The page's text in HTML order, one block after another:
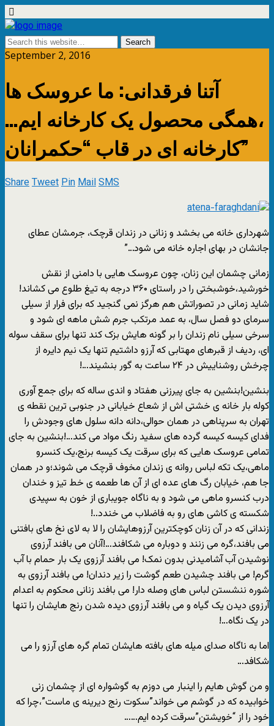
September 2, 2016
آتنا فرقدانی: ما عروسک ها
،همگی محصول یک کارخانه ایم…
کارخانه ای در قاب “حکمرانان”
ShareTweetPinMailSMS
شهرداری خانه می بخشد و زنانی در زندان قرچک، جرمشان عطای
جانشان در بهای اجاره خانه می شود…”
زمانی چشمان این زنان، چون عروسک هایی با دامنی از نقش
خورشید،خوشبختی را در راستای ۳۶۰ درجه به تیغ طلوع می کشاند!
شاید زمانی در تصوراتش هم هرگز نمی گنجید که برای فرار از سیلی
سرمای دو فصل سال، به عمد مرتکب جرم شش ماهه ای شود و
سرخی سیلی نام زندان را بر گونه هایش بزک کند تنها برای سقف سوله
ای، ردیف از قبرهای مهتابی که آرزو داشتیم تنها یک نیم دایره از
چرخش روشناییش در ۲۴ ساعت به گور بنشیند…!
بنشین!بنشین به جای پیرزنی هفتاد و اندی ساله که برای جمع آوری
کوله بار خانه ی خشتی اش از شعاع خیابانی در جنوبی ترین نقطه ی
تهران به سرپناهی در همان حوالی،دانه دانه سلول های وجودش را
فدای کیسه کیسه گرده های سفید رنگ مواد می کند…!بنشین به جای
تمامی عروسک هایی که برای سرقت یک کیسه برنج،یک کنسرو
ماهی،یک تکه لباس روانه ی زندان مخوف قرچک می شوند؛و در همان
جا هم، خیابان رگ های عده ای از آن ها طعمه ی خط تیز و خندان
درب کنسرو ماهی می شود و به ناگاه جویباری از خون به سپیدی
شکسته ی کاشی های رو به فاضلاب می خندد..!
زندانی که در آن زنان کوچکترین آرزوهایشان را لا به لای نخ های بافتنی
می بافند،گره می زنند و دوباره می شکافند…!آنان می بافند آرزوی
نوشیدن آب آشامیدنی بدون نمک! می بافند آرزوی یک بار حمام با آب
گرم! می بافند چشیدن طعم گوشت را زیر دندان! می بافند آرزوی به
شوره ننشستن لباس های وصله دار! می بافند زنانی محکوم به اعدام
آرزوی دیدن یک گیاه و می بافند آرزوی دیده شدن رنج هایشان را تنها
در یک نگاه…!
اما به ناگاه صدای میله های بافته هایشان تمام گره های آرزو را می
شکافد…
و من گوش هایم را اینبار می دوزم به گوشواره ای از چشمان زنی
خوابیده که در گوشم می خواند”سکوت رنج دیرینه ی ماست”،چرا که
خود را از “خویشتن”سرقت کرده ایم……